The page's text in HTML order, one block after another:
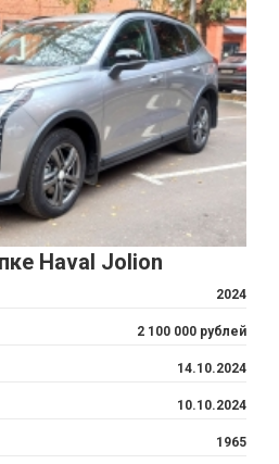
Haval Jolion
2024
2 100 000 рублей
14.10.2024
10.10.2024
1965